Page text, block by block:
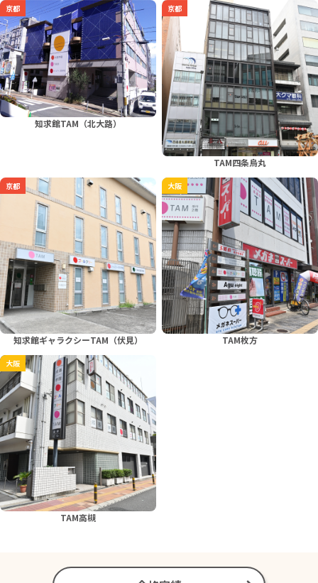
京都
知求館TAM（北大路）
京都
TAM四条烏丸
京都
知求館ギャラクシーTAM（伏見）
大阪
TAM枚方
大阪
TAM高槻